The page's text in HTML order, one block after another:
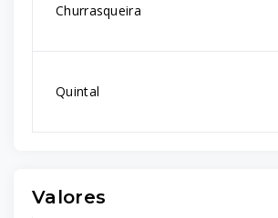
Churrasqueira
Quintal
Valores